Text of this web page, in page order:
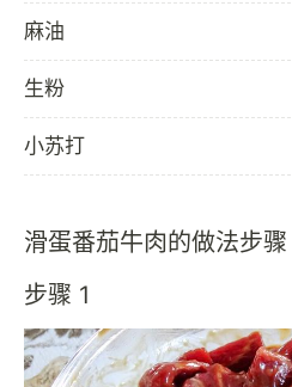
麻油
生粉
小苏打
滑蛋番茄牛肉的做法步骤
步骤 1